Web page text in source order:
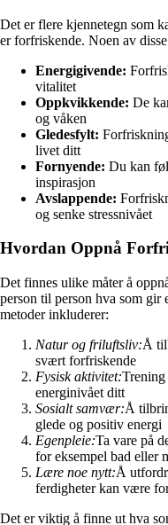
Det er flere kjennetegn som
er forfriskende. Noen av
Energigivende:
vitalitet
Oppkvikkende: De
og våken
Gledesfylt:
livet ditt
Fornyende: Du kan
inspirasjon
Avslappende:
og senke stressnivået
Hvordan Oppnå
Det finnes ulike måter å
person til person hva som
metoder inkluderer:
Natur og friluftsliv:Å
svært forfriskende
Fysisk aktivitet:Trening
energinivået ditt
Sosialt samvær:Å
glede og positiv energi
Egenpleie:Ta vare på
for eksempel bad eller
Lære noe nytt:Å
ferdigheter kan være
Det er viktig å finne ut hva